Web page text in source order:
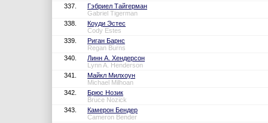
337.
Гэбриел Тайгерман
Gabriel Tigerman
338.
Коуди Эстес
Cody Estes
339.
Риган Барнс
Regan Burns
340.
Линн А. Хендерсон
Lynn A. Henderson
341.
Майкл Милхоун
Michael Milhoan
342.
Брюс Нозик
Bruce Nozick
343.
Камерон Бендер
Cameron Bender